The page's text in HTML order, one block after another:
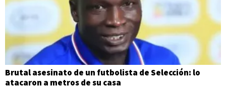
Brutal asesinato de un futbolista de Selección: lo
atacaron a metros de su casa